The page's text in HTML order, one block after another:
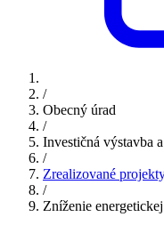
/
Obecný úrad
/
Investičná výstavba
/
Zrealizované
/
Zníženie